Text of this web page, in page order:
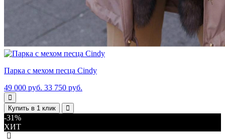
Парка с мехом песца Cindy
49 000 руб. 33 750 руб.
Купить в 1 клик
-31%
ХИТ